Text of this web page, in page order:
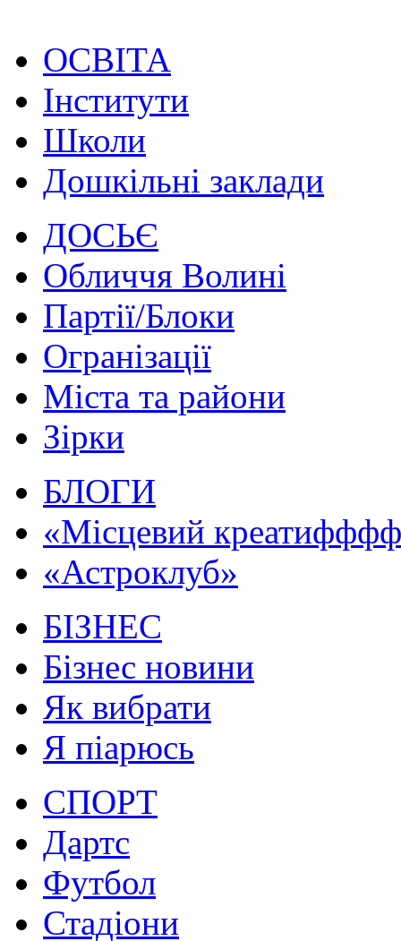
ОСВІТА
Інститути
Школи
Дошкільні заклади
ДОСЬЄ
Обличчя Волині
Партії/Блоки
Огранізації
Міста та райони
Зірки
БЛОГИ
«Місцевий
«Астроклуб»
БІЗНЕС
Бізнес новини
Як вибрати
Я піарюсь
СПОРТ
Дартс
Футбол
Стадіони